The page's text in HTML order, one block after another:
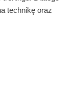
technikę oraz